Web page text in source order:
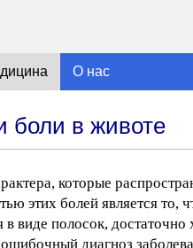
О нас
в животе
которые
этих болей является то,
виде полосок,
диагноз